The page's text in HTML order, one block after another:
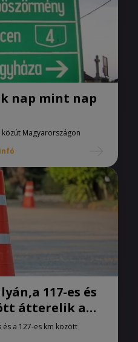
nap mint nap
Magyarországon
117-es és
átterelik a
és a 127-es km között